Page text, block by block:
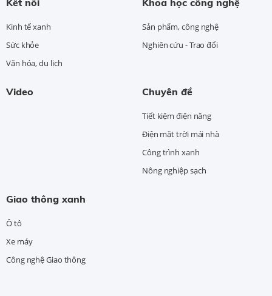
Kinh tế xanh
Sức khỏe
Văn hóa, du lịch
Sản phẩm, công nghệ
Nghiên cứu - Trao đổi
Video Chuyên đề
Tiết kiệm điện năng
Điện mặt trời mái nhà
Công trình xanh
Nông nghiệp sạch
Giao thông xanh
Ô tô
Xe máy
Công nghệ Giao thông